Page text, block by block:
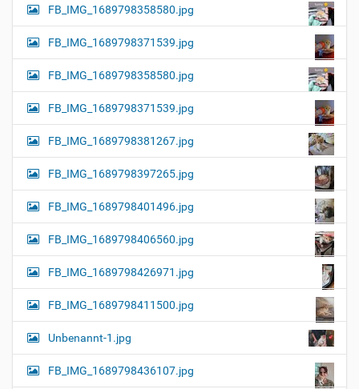
FB_IMG_1689798358580.jpg
FB_IMG_1689798371539.jpg
FB_IMG_1689798358580.jpg
FB_IMG_1689798371539.jpg
FB_IMG_1689798381267.jpg
FB_IMG_1689798397265.jpg
FB_IMG_1689798401496.jpg
FB_IMG_1689798406560.jpg
FB_IMG_1689798426971.jpg
FB_IMG_1689798411500.jpg
Unbenannt-1.jpg
FB_IMG_1689798436107.jpg